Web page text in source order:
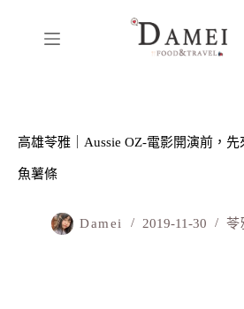
高雄苓雅｜Aussie OZ-電影開演前，
魚薯條
Damei 2019-11-30 苓